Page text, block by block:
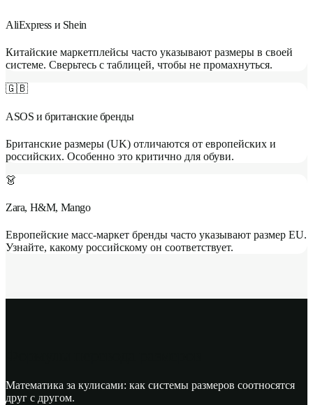
AliExpress и Shein
Китайские маркетплейсы часто указывают размеры в своей
системе. Сверьтесь с таблицей, чтобы не промахнуться.
🇬🇧
ASOS и британские бренды
Британские размеры (UK) отличаются от европейских и
российских. Особенно это критично для обуви.
👗
Zara, H&M, Mango
Европейские масс-маркет бренды часто указывают размер EU.
Узнайте, какому российскому он соответствует.
Математика за кулисами: как системы размеров соотносятся
друг с другом.